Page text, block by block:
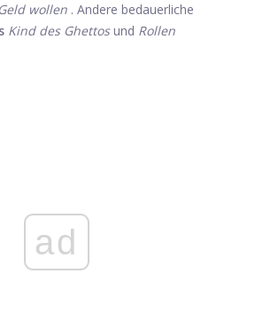
wollen . Andere bedauerliche
Kind des Ghettosund Rollen
ad